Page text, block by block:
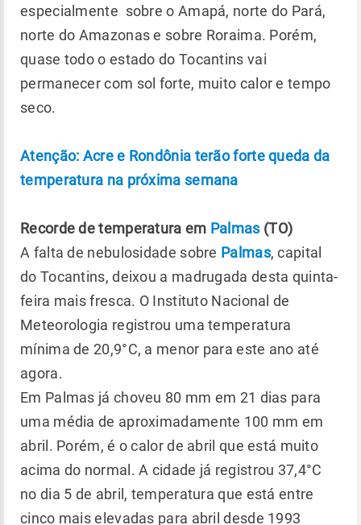
especialmente sobre o Amapá, norte do Pará,
norte do Amazonas e sobre Roraima. Porém,
quase todo o estado do Tocantins vai
permanecer com sol forte, muito calor e tempo
seco.
Atenção: Acre e Rondônia terão forte queda da
temperatura na próxima semana
Recorde de temperatura em Palmas(TO)
A falta de nebulosidade sobre Palmas, capital
do Tocantins, deixou a madrugada desta quinta-
feira mais fresca. O Instituto Nacional de
Meteorologia registrou uma temperatura
mínima de 20,9°C, a menor para este ano até
agora.
Em Palmas já choveu 80 mm em 21 dias para
uma média de aproximadamente 100 mm em
abril. Porém, é o calor de abril que está muito
acima do normal. A cidade já registrou 37,4°C
no dia 5 de abril, temperatura que está entre
cinco mais elevadas para abril desde 1993